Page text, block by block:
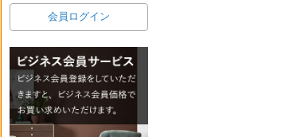
会員ログイン